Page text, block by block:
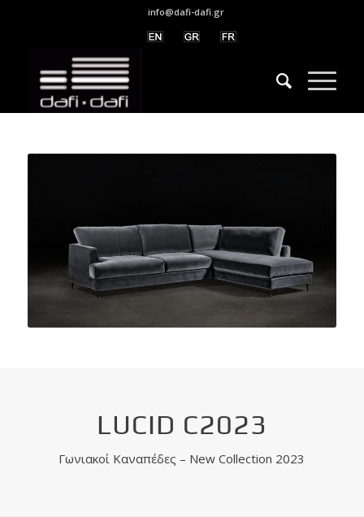
info@dafi-dafi.gr
LUCID C2023
Γωνιακοί Καναπέδες – New Collection 2023